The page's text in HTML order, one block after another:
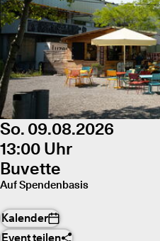
So. 09.08.2026
13:00 Uhr
Buvette
Auf Spendenbasis
Kalender
Event teilen